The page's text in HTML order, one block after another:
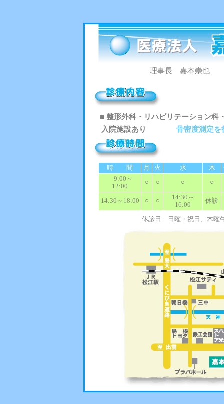
理事長 嘉本崇也
■ 整形外科・リハビリテーション科
入院施設あり
骨密度測定を行
時 間 月 火 水 木
9:00～
12:00
○ ○ ○ ○
14:30～18:00 ○ ○
14:30～
16:00
休診
休診日 日曜・祝日、木曜